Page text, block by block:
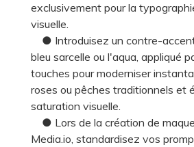
exclusivement pour la
visuelle.
● Introduisez un contre-
bleu sarcelle ou l'aqua, appliqué
touches pour moderniser
roses ou pêches traditionnels et
saturation visuelle.
● Lors de la création de
Media.io, standardisez vos